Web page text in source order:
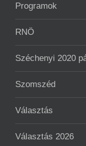
Programok
RNÖ
Széchenyi 2020
Szomszéd
Választás
Választás 2026